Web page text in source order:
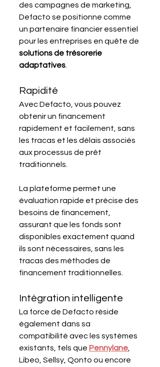
des campagnes de marketing,
Defacto se positionne comme
un partenaire financier essentiel
pour les entreprises en quête de
solutions de trésorerie
adaptatives
Rapidité
Avec Defacto, vous pouvez
obtenir un financement
rapidement et facilement, sans
les tracas et les délais associés
aux processus de prêt
traditionnels.
La plateforme permet une
évaluation rapide et précise des
besoins de financement,
assurant que les fonds sont
disponibles exactement quand
ils sont nécessaires, sans les
tracas des méthodes de
financement traditionnelles.
Intégration intelligente
La force de Defacto réside
également dans sa
compatibilité avec les systèmes
existants, tels que Pennylane
Libeo, Sellsy, Qonto ou encore